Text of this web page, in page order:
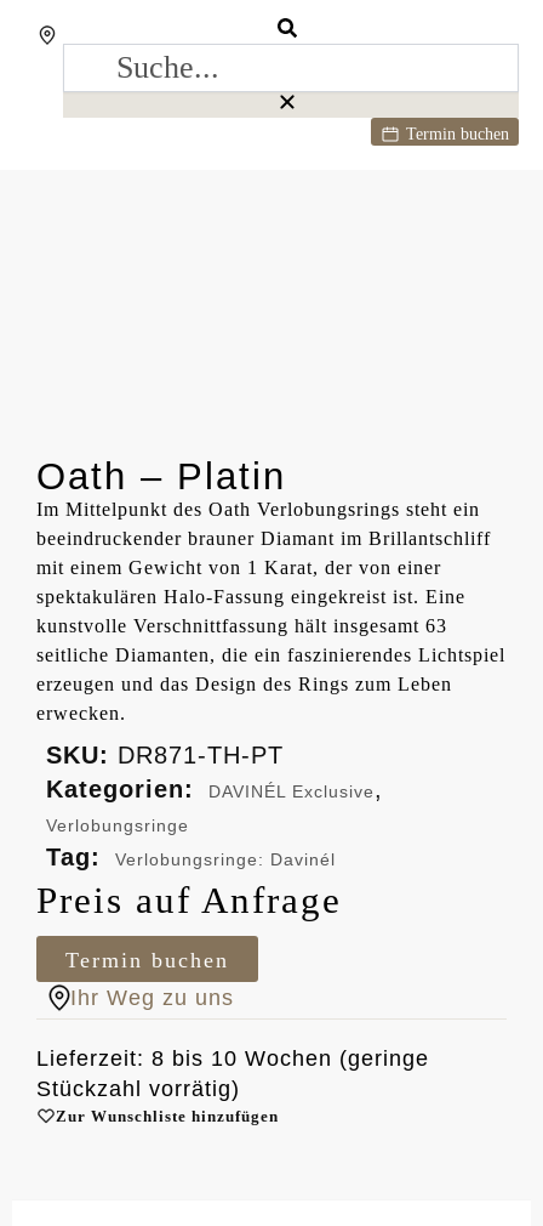
Termin buchen
Oath – Platin
Im Mittelpunkt des Oath Verlobungsrings steht ein
beeindruckender brauner Diamant im Brillantschliff
mit einem Gewicht von 1 Karat, der von einer
spektakulären Halo-Fassung eingekreist ist. Eine
kunstvolle Verschnittfassung hält insgesamt 63
seitliche Diamanten, die ein faszinierendes Lichtspiel
erzeugen und das Design des Rings zum Leben
erwecken.
SKU: DR871-TH-PT
Kategorien:
DAVINÉL Exclusive,
Verlobungsringe
Tag: Verlobungsringe: Davinél
Preis auf Anfrage
Termin buchen
Ihr Weg zu uns
Lieferzeit: 8 bis 10 Wochen (geringe
Stückzahl vorrätig)
Zur Wunschliste hinzufügen